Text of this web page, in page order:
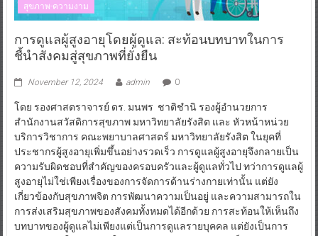
สุขภาพ-ความงาม
การดูแลผู้สูงอายุโดยผู้ดูแล: สะท้อนบทบาทในการ
ชี้นำสังคมสู่สุขภาพที่ยั่งยืน
November 12, 2024 admin 0
โดย รองศาสตราจารย์ ดร. มนพร ชาติชำนิ รองผู้อำนวยการ
สำนักงานสวัสดิการสุขภาพ มหาวิทยาลัยรังสิต และ หัวหน้าหน่วย
บริการวิชาการ คณะพยาบาลศาสตร์ มหาวิทยาลัยรังสิต ในยุคที่
ประชากรผู้สูงอายุเพิ่มขึ้นอย่างรวดเร็ว การดูแลผู้สูงอายุจึงกลายเป็น
ความรับผิดชอบที่สำคัญของครอบครัวและผู้ดูแลทั่วไป ทว่าการดูแลผู้
สูงอายุไม่ใช่เพียงเรื่องของการจัดการด้านร่างกายเท่านั้น แต่ยัง
เกี่ยวข้องกับสุขภาพจิต การพัฒนาความเป็นอยู่ และความสามารถใน
การส่งเสริมสุขภาพของสังคมทั้งหมดได้อีกด้วย การสะท้อนให้เห็นถึง
บทบาทของผู้ดูแลไม่เพียงแต่เป็นการดูแลรายบุคคล แต่ยังเป็นการ